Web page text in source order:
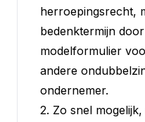
herroepingsrecht,
bedenktermijn
modelformulier
andere
ondernemer.
2. Zo snel